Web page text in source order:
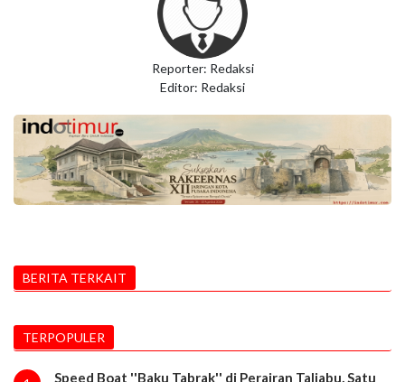
Reporter: Redaksi
Editor: Redaksi
BERITA TERKAIT
TERPOPULER
Speed Boat ''Baku Tabrak'' di Perairan Taliabu, Satu